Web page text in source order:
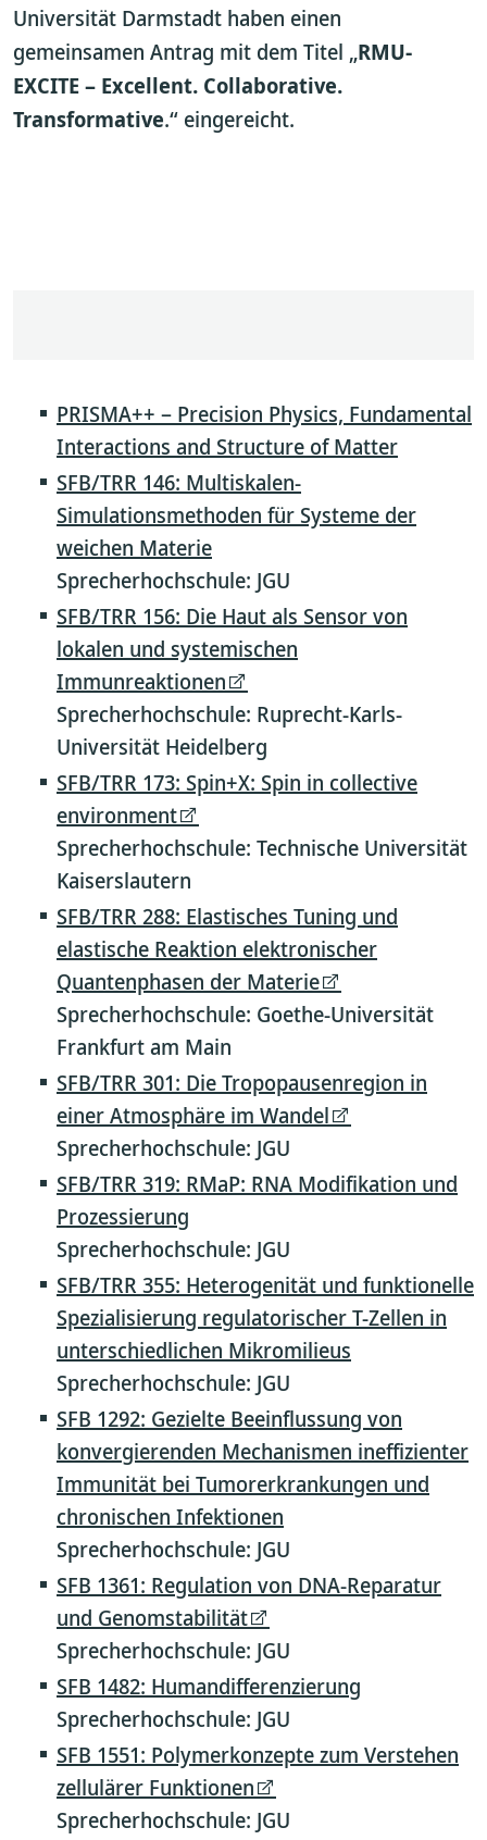
Universität Darmstadt haben einen
gemeinsamen Antrag mit dem Titel „RMU-
EXCITE – Excellent. Collaborative.
Transformative.“ eingereicht.
PRISMA++ – Precision Physics, Fundamental
Interactions and Structure of Matter
SFB/TRR 146: Multiskalen-
Simulationsmethoden für Systeme der
weichen Materie
Sprecherhochschule: JGU
SFB/TRR 156: Die Haut als Sensor von
lokalen und systemischen
Immunreaktionen
Sprecherhochschule: Ruprecht-Karls-
Universität Heidelberg
SFB/TRR 173: Spin+X: Spin in collective
environment
Sprecherhochschule: Technische Universität
Kaiserslautern
SFB/TRR 288: Elastisches Tuning und
elastische Reaktion elektronischer
Quantenphasen der Materie
Sprecherhochschule: Goethe-Universität
Frankfurt am Main
SFB/TRR 301: Die Tropopausenregion in
einer Atmosphäre im Wandel
Sprecherhochschule: JGU
SFB/TRR 319: RMaP: RNA Modifikation und
Prozessierung
Sprecherhochschule: JGU
SFB/TRR 355: Heterogenität und funktionelle
Spezialisierung regulatorischer T-Zellen in
unterschiedlichen Mikromilieus
Sprecherhochschule: JGU
SFB 1292: Gezielte Beeinflussung von
konvergierenden Mechanismen ineffizienter
Immunität bei Tumorerkrankungen und
chronischen Infektionen
Sprecherhochschule: JGU
SFB 1361: Regulation von DNA-Reparatur
und Genomstabilität
Sprecherhochschule: JGU
SFB 1482: Humandifferenzierung
Sprecherhochschule: JGU
SFB 1551: Polymerkonzepte zum Verstehen
zellulärer Funktionen
Sprecherhochschule: JGU